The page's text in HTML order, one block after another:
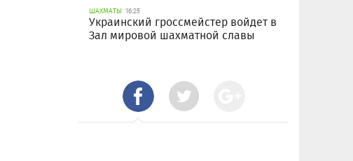
ШАХМАТЫ 16:25
Украинский гроссмейстер войдет в
Зал мировой шахматной славы